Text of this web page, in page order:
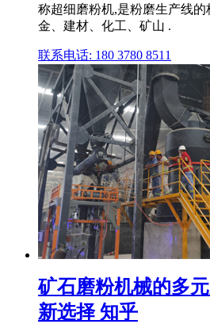
称超细磨粉机,是粉磨生产线
金、建材、化工、矿山 .
联系电话: 180 3780 8511
矿石磨粉机械的多
新选择 知乎